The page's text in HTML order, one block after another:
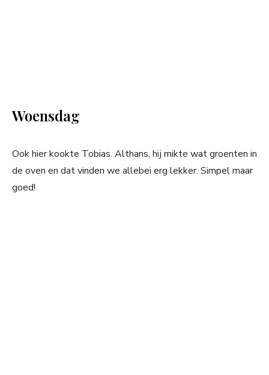
Woensdag
Ook hier kookte Tobias. Althans, hij mikte wat groenten in
de oven en dat vinden we allebei erg lekker. Simpel maar
goed!